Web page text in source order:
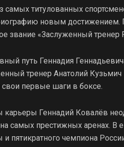
самых титулованных
новым достижением.
звание «Заслуженный тренер
путь Геннадия
тренер Анатолий
свои первые шаги в боксе.
карьеры Геннадий Ковалёв
самых престижных аренах. В
и пятикратного чемпиона